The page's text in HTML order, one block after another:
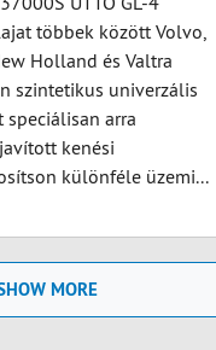
többek között Volvo,
Holland és Valtra
szintetikus univerzális
arra
kenési
különféle üzemi...
MORE